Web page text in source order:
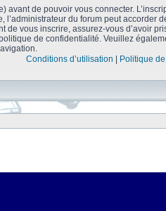
avant de pouvoir vous connecter.
l’administrateur du forum peut accorder
de vous inscrire, assurez-vous d’avoir
de confidentialité. Veuillez
Conditions d’utilisation
Politique